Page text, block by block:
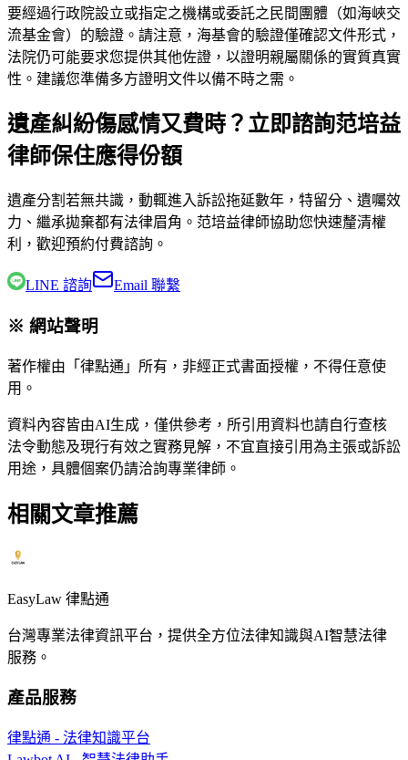
要經過行政院設立或指定之機構或委託之民間團體（如海峽交
流基金會）的驗證。請注意，海基會的驗證僅確認文件形式，
法院仍可能要求您提供其他佐證，以證明親屬關係的實質真實
性。建議您準備多方證明文件以備不時之需。
遺產糾紛傷感情又費時？立即諮詢范培益
律師保住應得份額
遺產分割若無共識，動輒進入訴訟拖延數年，特留分、遺囑效
力、繼承拋棄都有法律眉角。 范培益律師協助您快速釐清權
利，歡迎預約付費諮詢。
LINE 諮詢 Email 聯繫
※ 網站聲明
著作權由「律點通」所有，非經正式書面授權，不得任意使
用。
資料內容皆由AI生成，僅供參考，所引用資料也請自行查核
法令動態及現行有效之實務見解，不宜直接引用為主張或訴訟
用途，具體個案仍請洽詢專業律師。
相關文章推薦
EasyLaw 律點通
台灣專業法律資訊平台，提供全方位法律知識與AI智慧法律
服務。
產品服務
律點通 - 法律知識平台